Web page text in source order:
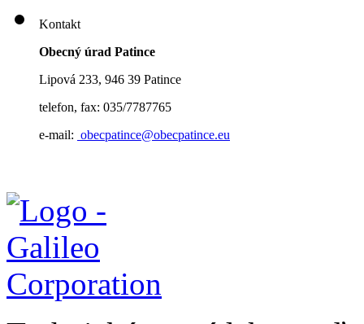
Kontakt
Obecný úrad Patince
Lipová 233, 946 39 Patince
telefon, fax: 035/7787765
e-mail: obecpatince@obecpatince.eu